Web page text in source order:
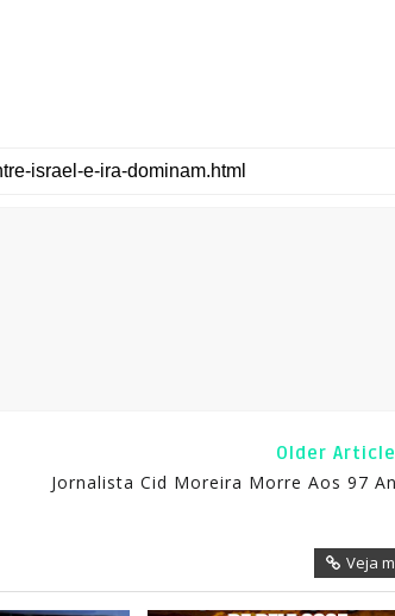
Older Article
Jornalista Cid Moreira Morre Aos 97
Veja